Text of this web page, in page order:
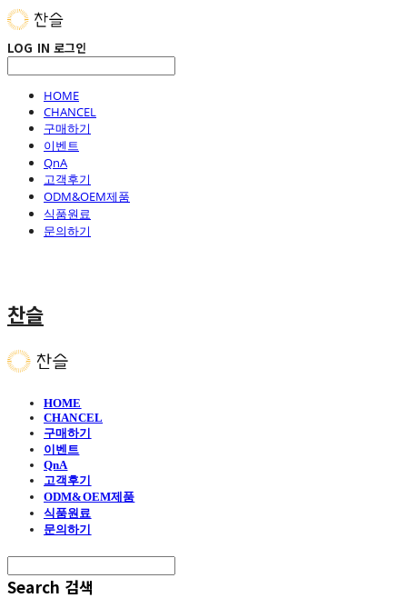
LOG IN 로그인
HOME
CHANCEL
구매하기
이벤트
QnA
고객후기
ODM&OEM제품
식품원료
문의하기
찬슬
HOME
CHANCEL
구매하기
이벤트
QnA
고객후기
ODM&OEM제품
식품원료
문의하기
Search 검색